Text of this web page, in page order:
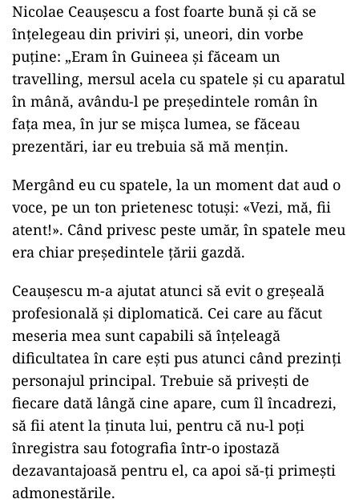
Nicolae Ceauşescu a fost foarte bună şi că se
înţelegeau din priviri şi, uneori, din vorbe
puţine: „Eram în Guineea şi făceam un
travelling, mersul acela cu spatele şi cu aparatul
în mână, avându-l pe preşedintele român în
faţa mea, în jur se mişca lumea, se făceau
prezentări, iar eu trebuia să mă menţin.
Mergând eu cu spatele, la un moment dat aud o
voce, pe un ton prietenesc totuşi: «Vezi, mă, fii
atent!». Când privesc peste umăr, în spatele meu
era chiar preşedintele ţării gazdă.
Ceauşescu m-a ajutat atunci să evit o greşeală
profesională şi diplomatică. Cei care au făcut
meseria mea sunt capabili să înţeleagă
dificultatea în care eşti pus atunci când prezinţi
personajul principal. Trebuie să priveşti de
fiecare dată lângă cine apare, cum îl încadrezi,
să fii atent la ţinuta lui, pentru că nu-l poţi
înregistra sau fotografia într-o ipostază
dezavantajoasă pentru el, ca apoi să-ţi primeşti
admonestările.